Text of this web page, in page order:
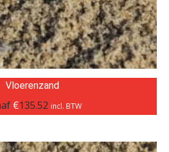
Vloerenzand
€135.52 incl. BTW